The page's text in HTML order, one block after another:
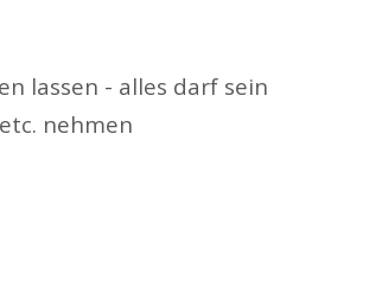
lassen - alles darf sein
nehmen